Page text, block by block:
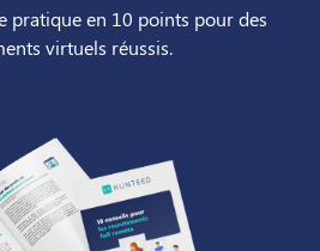
pratique en 10 points pour des
virtuels réussis.